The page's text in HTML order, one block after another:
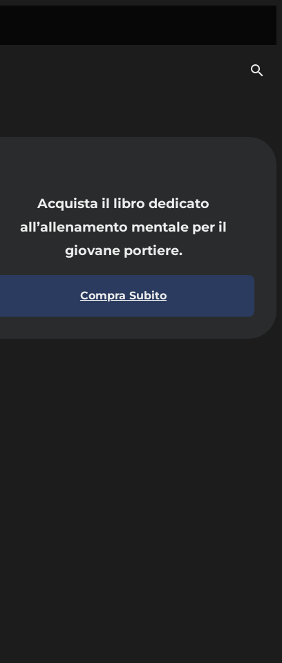
Acquista il libro dedicato
all’allenamento mentale per il
giovane portiere.
Compra Subito